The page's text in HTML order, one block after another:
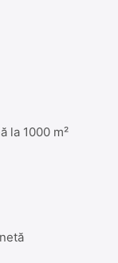
la 1000 m²